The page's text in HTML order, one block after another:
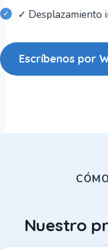
✓ Desplazamiento
Escríbenos por
Nuestro